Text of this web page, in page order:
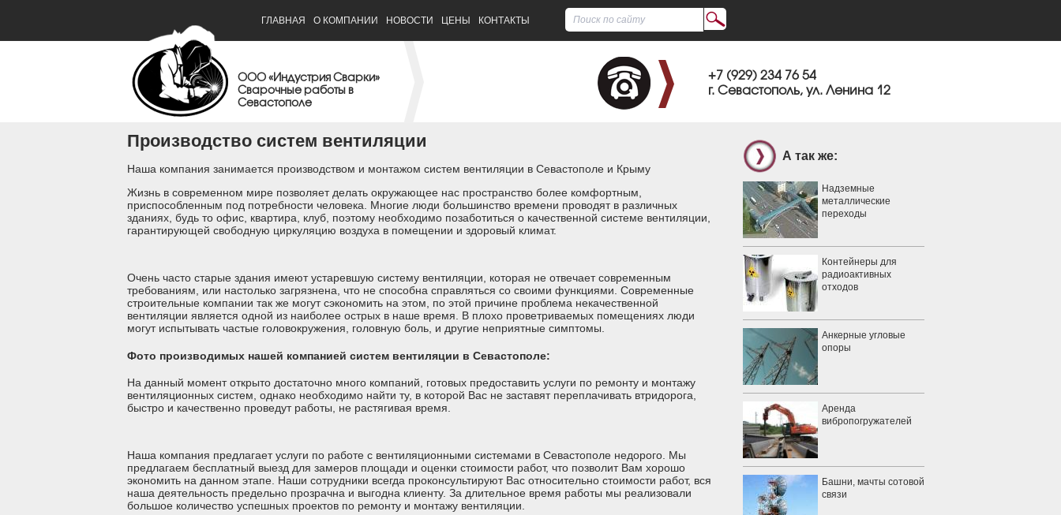
ГЛАВНАЯ О КОМПАНИИ НОВОСТИ ЦЕНЫ КОНТАКТЫ
ООО «Индустрия Сварки»
Сварочные работы в
Севастополе
+7 (929) 234 76 54
г. Севастополь, ул. Ленина 12
Производство систем вентиляции
Наша компания занимается производством и монтажом систем вентиляции в Севастополе и Крыму
Жизнь в современном мире позволяет делать окружающее нас пространство более комфортным,
приспособленным под потребности человека. Многие люди большинство времени проводят в различных
зданиях, будь то офис, квартира, клуб, поэтому необходимо позаботиться о качественной системе вентиляции,
гарантирующей свободную циркуляцию воздуха в помещении и здоровый климат.
Очень часто старые здания имеют устаревшую систему вентиляции, которая не отвечает современным
требованиям, или настолько загрязнена, что не способна справляться со своими функциями. Современные
строительные компании так же могут сэкономить на этом, по этой причине проблема некачественной
вентиляции является одной из наиболее острых в наше время. В плохо проветриваемых помещениях люди
могут испытывать частые головокружения, головную боль, и другие неприятные симптомы.
Фото производимых нашей компанией систем вентиляции в Севастополе:
На данный момент открыто достаточно много компаний, готовых предоставить услуги по ремонту и монтажу
вентиляционных систем, однако необходимо найти ту, в которой Вас не заставят переплачивать втридорога,
быстро и качественно проведут работы, не растягивая время.
Наша компания предлагает услуги по работе с вентиляционными системами в Севастополе недорого. Мы
предлагаем бесплатный выезд для замеров площади и оценки стоимости работ, что позволит Вам хорошо
экономить на данном этапе. Наши сотрудники всегда проконсультируют Вас относительно стоимости работ, вся
наша деятельность предельно прозрачна и выгодна клиенту. За длительное время работы мы реализовали
большое количество успешных проектов по ремонту и монтажу вентиляции.
А так же:
Надземные
металлические
переходы
Контейнеры для
радиоактивных
отходов
Анкерные угловые
опоры
Аренда
вибропогружателей
Башни, мачты сотовой
связи